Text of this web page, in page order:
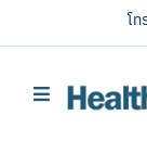
to
โ
Toggle